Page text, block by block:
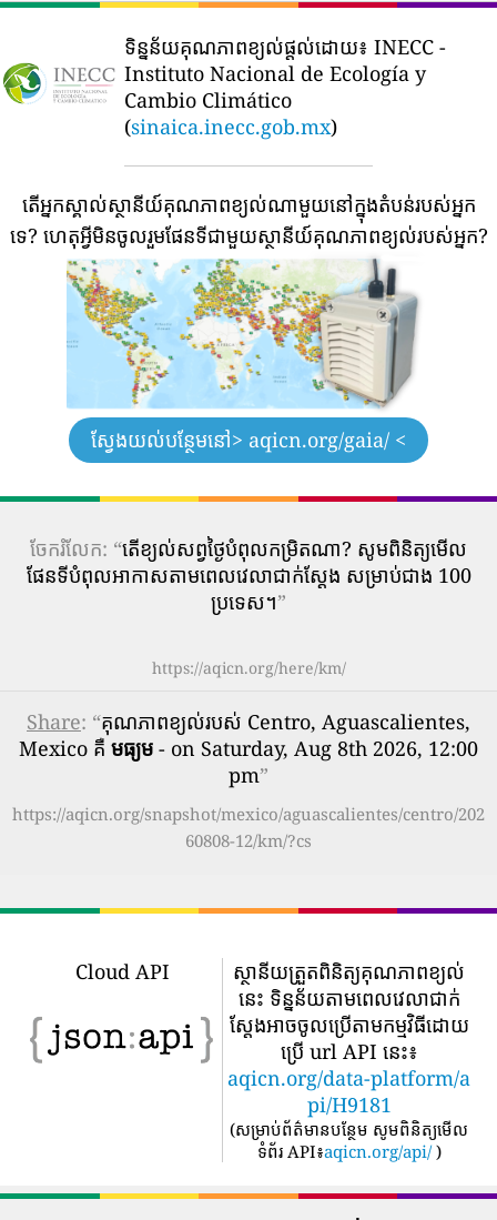
ទិន្នន័យគុណភាពខ្យល់ផ្តល់ដោយ៖ INECC -
Instituto Nacional de Ecología y
Cambio Climático
(sinaica.inecc.gob.mx)
តើអ្នកស្គាល់ស្ថានីយ៍គុណភាពខ្យល់ណាមួយនៅក្នុងតំបន់របស់អ្នក
ទេ? ហេតុអ្វីមិនចូលរួមផែនទីជាមួយស្ថានីយ៍គុណភាពខ្យល់របស់អ្នក?
ស្វែងយល់បន្ថែមនៅ> aqicn.org/gaia/ <
ចែករំលែក: “តើ​ខ្យល់​សព្វថ្ងៃ​បំពុល​កម្រិត​ណា? សូមពិនិត្យមើល
ផែនទីបំពុលអាកាសតាមពេលវេលាជាក់ស្តែង សម្រាប់ជាង 100
ប្រទេស។”
https://aqicn.org/here/km/
Share: “គុណភាពខ្យល់របស់ Centro, Aguascalientes,
Mexico គឺ មធ្យម - on Saturday, Aug 8th 2026, 12:00
pm”
https://aqicn.org/snapshot/mexico/aguascalientes/centro/202
60808-12/km/?cs
Cloud API
ស្ថានីយត្រួតពិនិត្យគុណភាពខ្យល់
នេះ ទិន្នន័យតាមពេលវេលាជាក់
ស្តែងអាចចូលប្រើតាមកម្មវិធីដោយ
ប្រើ url API នេះ៖
aqicn.org/data-platform/a
pi/H9181
(សម្រាប់ព័ត៌មានបន្ថែម សូមពិនិត្យមើល
ទំព័រ API៖aqicn.org/api/ )